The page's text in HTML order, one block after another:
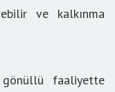
ve kalkınma
gönüllü faaliyette